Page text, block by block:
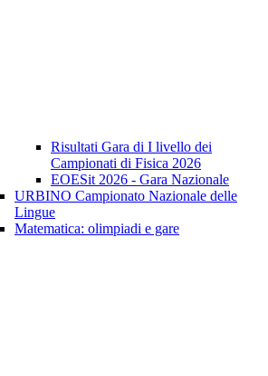
Risultati Gara di I livello dei
Campionati di Fisica 2026
EOESit 2026 - Gara Nazionale
URBINO Campionato Nazionale delle
Lingue
Matematica: olimpiadi e gare